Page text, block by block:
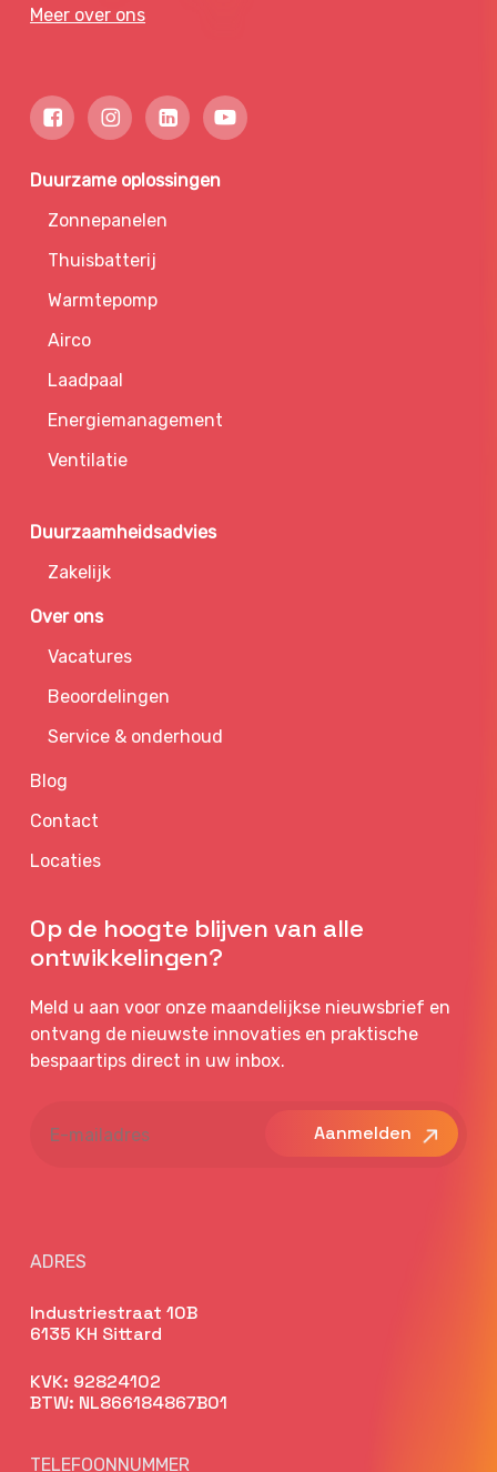
Meer over ons
Duurzame oplossingen
Zonnepanelen
Thuisbatterij
Warmtepomp
Airco
Laadpaal
Energiemanagement
Ventilatie
Duurzaamheidsadvies
Zakelijk
Over ons
Vacatures
Beoordelingen
Service & onderhoud
Blog
Contact
Locaties
Op de hoogte blijven van alle
ontwikkelingen?
Meld u aan voor onze maandelijkse nieuwsbrief en
ontvang de nieuwste innovaties en praktische
bespaartips direct in uw inbox.
mailadres
ADRES
Industriestraat 10B
6135 KH Sittard
KVK: 92824102
BTW: NL866184867B01
TELEFOONNUMMER